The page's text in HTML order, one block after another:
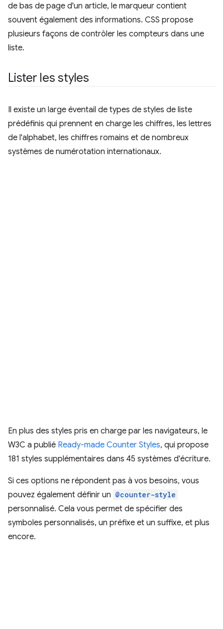
de bas de page d'un article, le marqueur contient
souvent également des informations. CSS propose
plusieurs façons de contrôler les compteurs dans une
liste.
Lister les styles
Il existe un large éventail de types de styles de liste
prédéfinis qui prennent en charge les chiffres, les lettres
de l'alphabet, les chiffres romains et de nombreux
systèmes de numérotation internationaux.
En plus des styles pris en charge par les navigateurs, le
W3C a publié Ready-made Counter Styles, qui propose
181 styles supplémentaires dans 45 systèmes d'écriture.
Si ces options ne répondent pas à vos besoins, vous
pouvez également définir un @counter-style
personnalisé. Cela vous permet de spécifier des
symboles personnalisés, un préfixe et un suffixe, et plus
encore.